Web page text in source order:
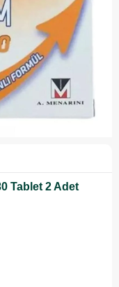
Tablet 2 Adet